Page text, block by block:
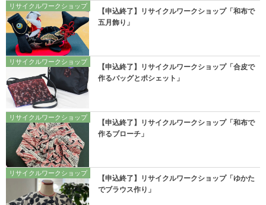
リサイクルワークショップ
【申込終了】リサイクルワークショップ「和布で
五月飾り」
リサイクルワークショップ
【申込終了】リサイクルワークショップ「合皮で
作るバッグとポシェット」
リサイクルワークショップ
【申込終了】リサイクルワークショップ「和布で
作るブローチ」
リサイクルワークショップ
【申込終了】リサイクルワークショップ「ゆかた
でブラウス作り」